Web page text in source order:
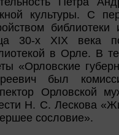
культуры. С
30-х XIX века
в Орле. В
«Орловские
был
Орловской
Н. С. Лескова
сословие».